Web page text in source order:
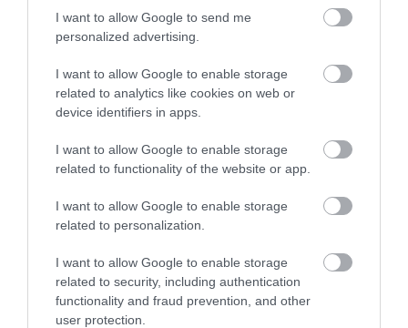
I want to allow Google to send me
personalized advertising.
I want to allow Google to enable storage
related to analytics like cookies on web or
device identifiers in apps.
I want to allow Google to enable storage
related to functionality of the website or app.
I want to allow Google to enable storage
related to personalization.
I want to allow Google to enable storage
related to security, including authentication
functionality and fraud prevention, and other
user protection.
4.0
Összesen 1
5 0
3 0
2